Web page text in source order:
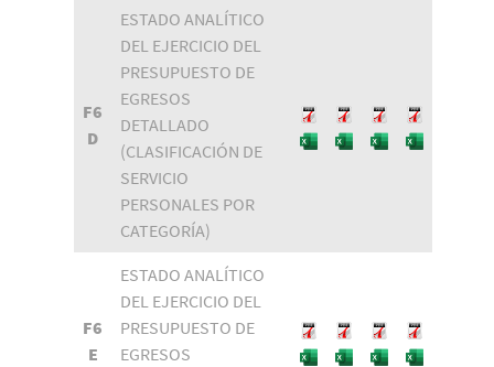
F6
D
ESTADO ANALÍTICO
DEL EJERCICIO DEL
PRESUPUESTO DE
EGRESOS
DETALLADO
(CLASIFICACIÓN DE
SERVICIO
PERSONALES POR
CATEGORÍA)
F6
E
ESTADO ANALÍTICO
DEL EJERCICIO DEL
PRESUPUESTO DE
EGRESOS